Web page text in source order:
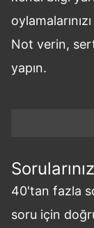
Not verin,
yapın.
40'tan fazla
soru için